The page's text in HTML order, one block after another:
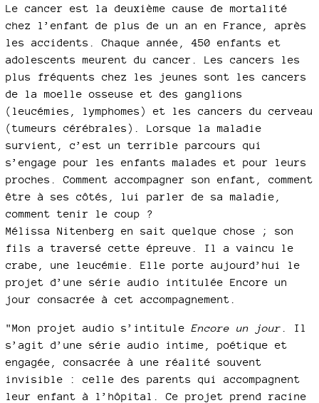
Le cancer est la deuxième cause de mortalité
chez l’enfant de plus de un an en France, après
les accidents. Chaque année, 450 enfants et
adolescents meurent du cancer. Les cancers les
plus fréquents chez les jeunes sont les cancers
de la moelle osseuse et des ganglions
(leucémies, lymphomes) et les cancers du cerveau
(tumeurs cérébrales). Lorsque la maladie
survient, c’est un terrible parcours qui
s’engage pour les enfants malades et pour leurs
proches. Comment accompagner son enfant, comment
être à ses côtés, lui parler de sa maladie,
comment tenir le coup ?
Mélissa Nitenberg en sait quelque chose ; son
fils a traversé cette épreuve. Il a vaincu le
crabe, une leucémie. Elle porte aujourd’hui le
projet d’une série audio intitulée Encore un
jour consacrée à cet accompagnement.
"Mon projet audio s’intitule Encore un jour . Il
s’agit d’une série audio intime, poétique et
engagée, consacrée à une réalité souvent
invisible : celle des parents qui accompagnent
leur enfant à l’hôpital. Ce projet prend racine